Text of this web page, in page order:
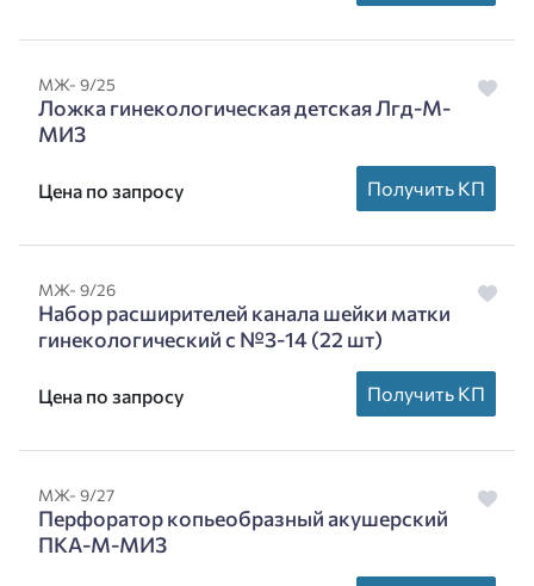
МЖ- 9/25
Ложка гинекологическая детская Лгд-М-
МИЗ
Цена по запросу Получить КП
МЖ- 9/26
Набор расширителей канала шейки матки
гинекологический с №3-14 (22 шт)
Цена по запросу Получить КП
МЖ- 9/27
Перфоратор копьеобразный акушерский
ПКА-М-МИЗ